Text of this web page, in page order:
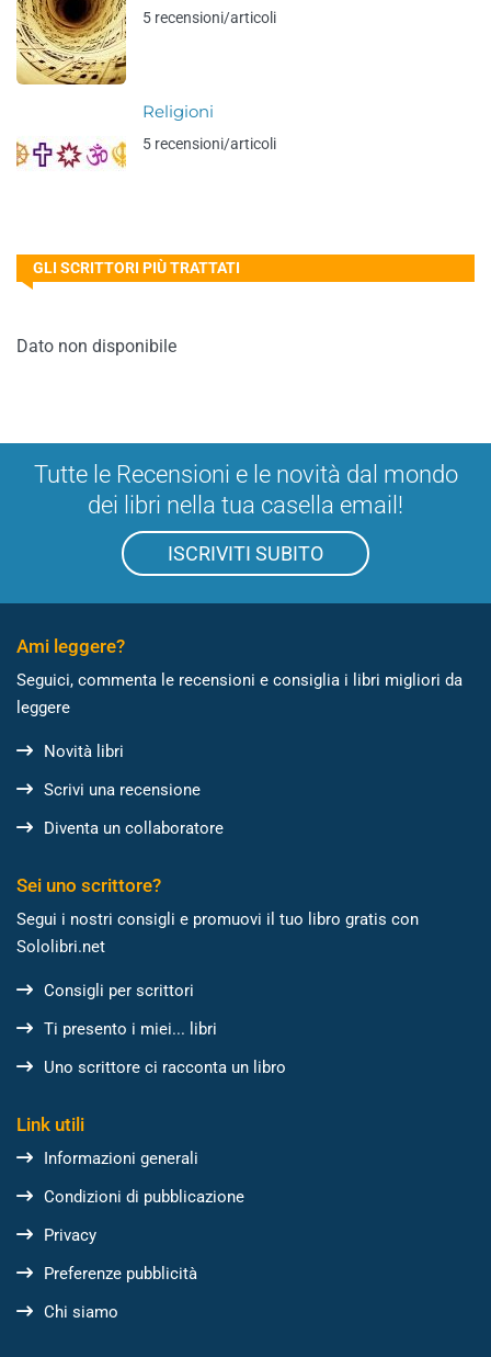
5 recensioni/articoli
Religioni
5 recensioni/articoli
GLI SCRITTORI PIÙ TRATTATI
Dato non disponibile
Tutte le Recensioni e le novità dal mondo
dei libri nella tua casella email!
ISCRIVITI SUBITO
Ami leggere?
Seguici, commenta le recensioni e consiglia i libri migliori da
leggere
Novità libri
Scrivi una recensione
Diventa un collaboratore
Sei uno scrittore?
Segui i nostri consigli e promuovi il tuo libro gratis con
Sololibri.net
Consigli per scrittori
Ti presento i miei... libri
Uno scrittore ci racconta un libro
Link utili
Informazioni generali
Condizioni di pubblicazione
Privacy
Preferenze pubblicità
Chi siamo